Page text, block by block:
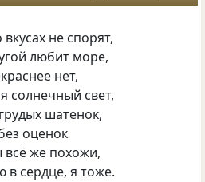
не спорят,
любит море,
нет,
солнечный свет,
шатенок,
оценок
же похожи,
сердце, я тоже.